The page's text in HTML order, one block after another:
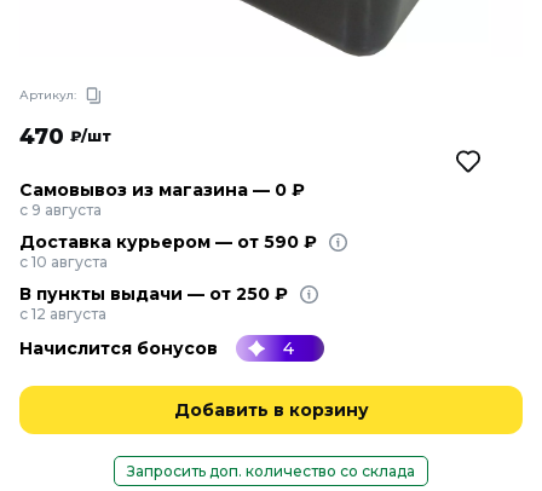
Артикул:
470 ₽/шт
Самовывоз из магазина — 0 ₽
с 9 августа
Доставка курьером — от 590 ₽
с 10 августа
В пункты выдачи — от 250 ₽
с 12 августа
Начислится бонусов 4
Добавить в корзину
Запросить доп. количество со склада